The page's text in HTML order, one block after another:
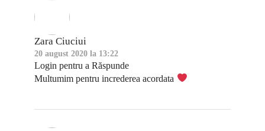
Zara Ciuciui
20 august 2020 la 13:22
Login pentru a Răspunde
Multumim pentru increderea acordata